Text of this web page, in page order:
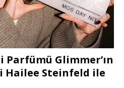
Parfümü Glimmer’ın
Hailee Steinfeld ile